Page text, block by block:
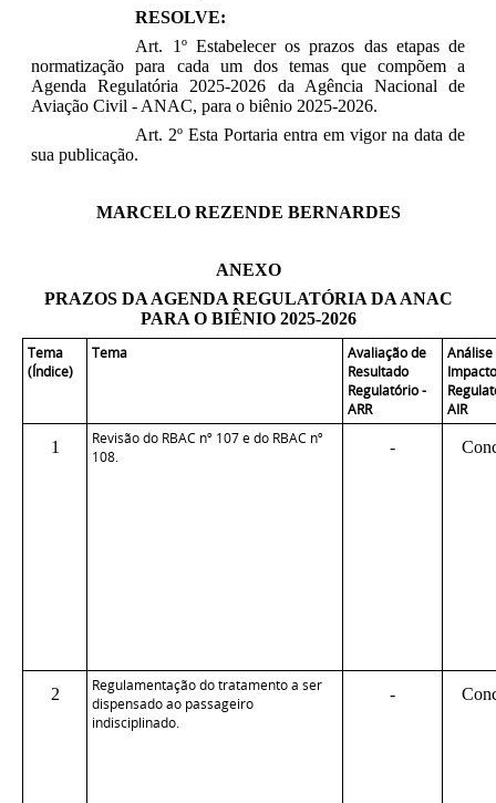
RESOLVE:
Art. 1º Estabelecer os prazos das etapas de
normatização para cada um dos temas que compõem a
Agenda Regulatória 2025-2026 da Agência Nacional de
Aviação Civil - ANAC, para o biênio 2025-2026.
Art. 2º Esta Portaria entra em vigor na data de
sua publicação.
MARCELO REZENDE BERNARDES
ANEXO
PRAZOS DA AGENDA REGULATÓRIA DA ANAC
PARA O BIÊNIO 2025-2026
Tema
(Índice)
Tema
Avaliação de
Resultado
Regulatório -
ARR
Análise
Impacto
AIR
1
Revisão do RBAC nº 107 e do RBAC nº
108.
-
2
Regulamentação do tratamento a ser
dispensado ao passageiro
indisciplinado.
-